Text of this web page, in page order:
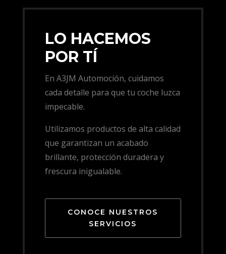
LO HACEMOS
POR TÍ
En A3JM Automoción, cuidamos
cada detalle para que tu coche luzca
impecable.
Utilizamos productos de alta calidad
que garantizan un acabado
brillante, protección duradera y
frescura inigualable.
CONOCE NUESTROS
SERVICIOS